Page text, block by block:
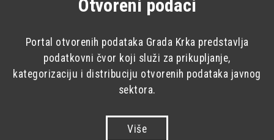
Otvoreni podaci
Portal otvorenih podataka Grada Krka predstavlja
podatkovni čvor koji služi za prikupljanje,
kategorizaciju i distribuciju otvorenih podataka javnog
sektora.
Više